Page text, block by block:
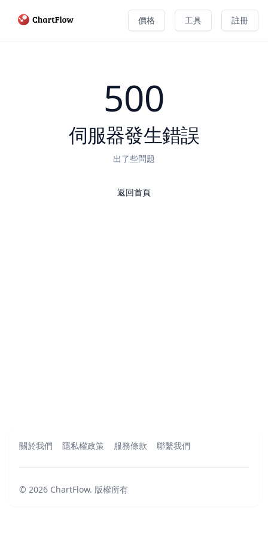
價格 工具 註冊
500
伺服器發生錯誤
出了些問題
返回首頁
關於我們 隱私權政策 服務條款 聯繫我們
© 2026 ChartFlow. 版權所有